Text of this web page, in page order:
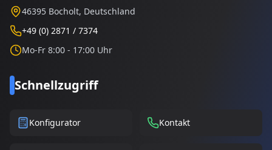
46395 Bocholt, Deutschland
+49 (0) 2871 / 7374
Mo-Fr 8:00 - 17:00 Uhr
Schnellzugriff
Konfigurator Kontakt